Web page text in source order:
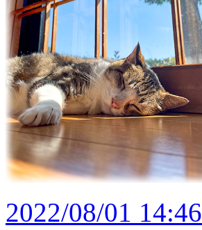
2022/08/01 14:46